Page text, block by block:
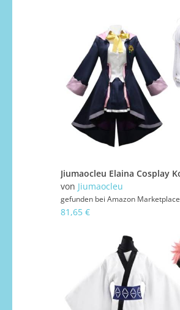
von Jiumaocleu
gefunden bei Amazon Marketplace
81,65 €